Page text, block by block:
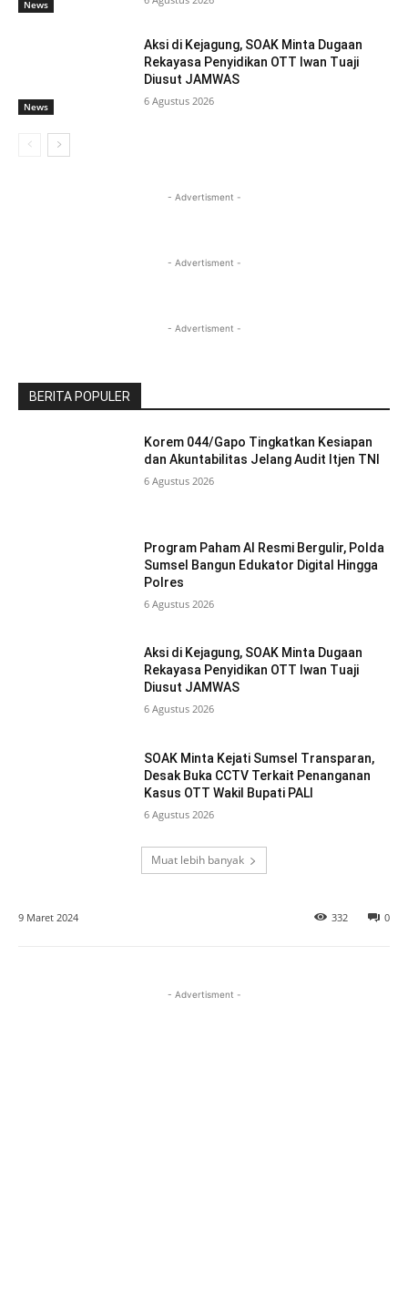
News
News
Aksi di Kejagung, SOAK Minta Dugaan
Rekayasa Penyidikan OTT Iwan Tuaji
Diusut JAMWAS
6 Agustus 2026
- Advertisment -
- Advertisment -
- Advertisment -
BERITA POPULER
Korem 044/Gapo Tingkatkan Kesiapan
dan Akuntabilitas Jelang Audit Itjen TNI
6 Agustus 2026
Program Paham AI Resmi Bergulir, Polda
Sumsel Bangun Edukator Digital Hingga
Polres
6 Agustus 2026
Aksi di Kejagung, SOAK Minta Dugaan
Rekayasa Penyidikan OTT Iwan Tuaji
Diusut JAMWAS
6 Agustus 2026
SOAK Minta Kejati Sumsel Transparan,
Desak Buka CCTV Terkait Penanganan
Kasus OTT Wakil Bupati PALI
6 Agustus 2026
Muat lebih banyak
9 Maret 2024 0
332
- Advertisment -